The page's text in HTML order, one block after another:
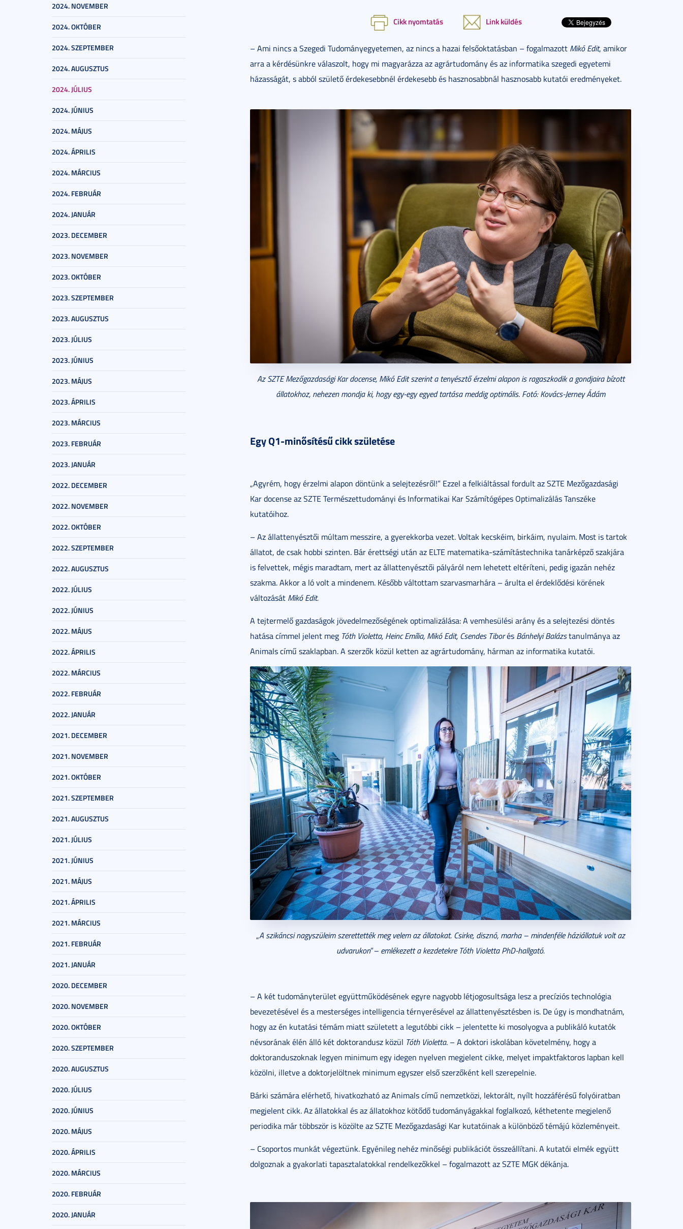
2024. NOVEMBER
2024. OKTÓBER
2024. SZEPTEMBER
2024. AUGUSZTUS
2024. JÚLIUS
2024. JÚNIUS
2024. MÁJUS
2024. ÁPRILIS
2024. MÁRCIUS
2024. FEBRUÁR
2024. JANUÁR
2023. DECEMBER
2023. NOVEMBER
2023. OKTÓBER
2023. SZEPTEMBER
2023. AUGUSZTUS
2023. JÚLIUS
2023. JÚNIUS
2023. MÁJUS
2023. ÁPRILIS
2023. MÁRCIUS
2023. FEBRUÁR
2023. JANUÁR
2022. DECEMBER
2022. NOVEMBER
2022. OKTÓBER
2022. SZEPTEMBER
2022. AUGUSZTUS
2022. JÚLIUS
2022. JÚNIUS
2022. MÁJUS
2022. ÁPRILIS
2022. MÁRCIUS
2022. FEBRUÁR
2022. JANUÁR
2021. DECEMBER
2021. NOVEMBER
2021. OKTÓBER
2021. SZEPTEMBER
2021. AUGUSZTUS
2021. JÚLIUS
2021. JÚNIUS
2021. MÁJUS
2021. ÁPRILIS
2021. MÁRCIUS
2021. FEBRUÁR
2021. JANUÁR
2020. DECEMBER
2020. NOVEMBER
2020. OKTÓBER
2020. SZEPTEMBER
2020. AUGUSZTUS
2020. JÚLIUS
2020. JÚNIUS
2020. MÁJUS
2020. ÁPRILIS
2020. MÁRCIUS
2020. FEBRUÁR
2020. JANUÁR
Cikk nyomtatás Link küldés
– Ami nincs a Szegedi Tudományegyetemen, az nincs a hazai felsőoktatásban – fogalmazott Mikó Edit, amikor
arra a kérdésünkre válaszolt, hogy mi magyarázza az agrártudomány és az informatika szegedi egyetemi
házasságát, s abból születő érdekesebbnél érdekesebb és hasznosabbnál hasznosabb kutatói eredményeket.
Az SZTE Mezőgazdasági Kar docense, Mikó Edit szerint a tenyésztő érzelmi alapon is ragaszkodik a gondjaira bízott
állatokhoz, nehezen mondja ki, hogy egy-egy egyed tartása meddig optimális. Fotó: Kovács-Jerney Ádám
Egy Q1-minősítésű cikk születése
„Agyrém, hogy érzelmi alapon döntünk a selejtezésről!” Ezzel a felkiáltással fordult az SZTE Mezőgazdasági
Kar docense az SZTE Természettudományi és Informatikai Kar Számítógépes Optimalizálás Tanszéke
kutatóihoz.
– Az állattenyésztői múltam messzire, a gyerekkorba vezet. Voltak kecskéim, birkáim, nyulaim. Most is tartok
állatot, de csak hobbi szinten. Bár érettségi után az ELTE matematika-számítástechnika tanárképző szakjára
is felvettek, mégis maradtam, mert az állattenyésztői pályáról nem lehetett eltéríteni, pedig igazán nehéz
szakma. Akkor a ló volt a mindenem. Később váltottam szarvasmarhára – árulta el érdeklődési körének
változását Mikó Edit.
A tejtermelő gazdaságok jövedelmezőségének optimalizálása: A vemhesülési arány és a selejtezési döntés
hatása címmel jelent meg Tóth Violetta, Heinc Emília, Mikó Edit, Csendes Tiborés Bánhelyi Balázstanulmánya az
Animals című szaklapban. A szerzők közül ketten az agrártudomány, hárman az informatika kutatói.
„A szikáncsi nagyszüleim szerettették meg velem az állatokat. Csirke, disznó, marha – mindenféle háziállatuk volt az
udvarukon”– emlékezett a kezdetekre Tóth Violetta PhD-hallgató.
– A két tudományterület együttműködésének egyre nagyobb létjogosultsága lesz a precíziós technológia
bevezetésével és a mesterséges intelligencia térnyerésével az állattenyésztésben is. De úgy is mondhatnám,
hogy az én kutatási témám miatt született a legutóbbi cikk – jelentette ki mosolyogva a publikáló kutatók
névsorának élén álló két doktorandusz közül Tóth Violetta. – A doktori iskolában követelmény, hogy a
doktoranduszoknak legyen minimum egy idegen nyelven megjelent cikke, melyet impaktfaktoros lapban kell
közölni, illetve a doktorjelöltnek minimum egyszer első szerzőként kell szerepelnie.
Bárki számára elérhető, hivatkozható az Animals című nemzetközi, lektorált, nyílt hozzáférésű folyóiratban
megjelent cikk. Az állatokkal és az állatokhoz kötődő tudományágakkal foglalkozó, kéthetente megjelenő
periodika már többször is közölte az SZTE Mezőgazdasági Kar kutatóinak a különböző témájú közleményeit.
– Csoportos munkát végeztünk. Egyénileg nehéz minőségi publikációt összeállítani. A kutatói elmék együtt
dolgoznak a gyakorlati tapasztalatokkal rendelkezőkkel – fogalmazott az SZTE MGK dékánja.